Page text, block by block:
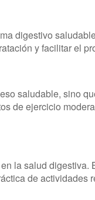
digestivo
y facilitar el
saludable, sino
de ejercicio
la salud digestiva.
de actividades